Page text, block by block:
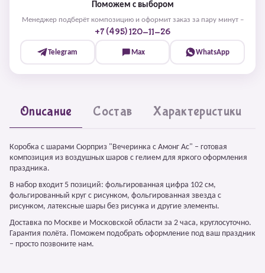
Поможем с выбором
Менеджер подберёт композицию и оформит заказ за пару минут –
+7 (495) 120-11-26
Telegram Max WhatsApp
Описание Состав Характеристики
Коробка с шарами Сюрприз "Вечеринка с Амонг Ас" – готовая
композиция из воздушных шаров с гелием для яркого оформления
праздника.
В набор входит 5 позиций: фольгированная цифра 102 см,
фольгированный круг с рисунком, фольгированная звезда с
рисунком, латексные шары без рисунка и другие элементы.
Доставка по Москве и Московской области за 2 часа, круглосуточно.
Гарантия полёта. Поможем подобрать оформление под ваш праздник
– просто позвоните нам.